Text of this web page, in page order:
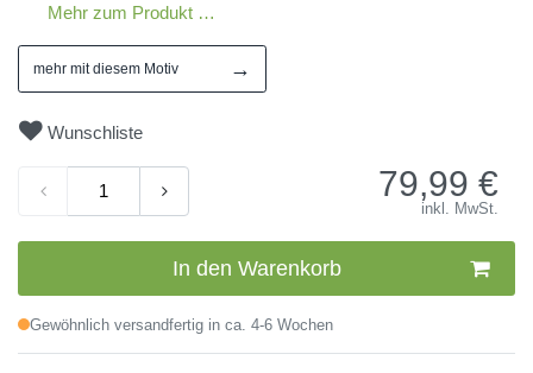
Mehr zum Produkt …
mehr mit diesem Motiv →
Wunschliste
79,99 €
inkl. MwSt.
In den Warenkorb
Gewöhnlich versandfertig in ca. 4-6 Wochen